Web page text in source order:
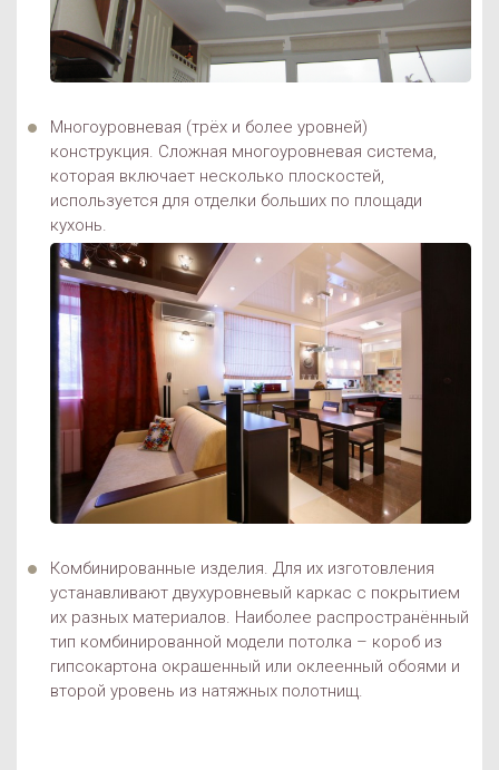
Многоуровневая (трёх и более уровней)
конструкция. Сложная многоуровневая система,
которая включает несколько плоскостей,
используется для отделки больших по площади
кухонь.
Комбинированные изделия. Для их изготовления
устанавливают двухуровневый каркас с покрытием
их разных материалов. Наиболее распространённый
тип комбинированной модели потолка – короб из
гипсокартона окрашенный или оклеенный обоями и
второй уровень из натяжных полотнищ.